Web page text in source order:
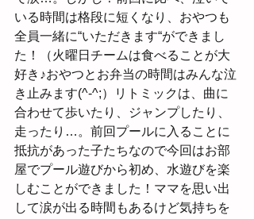
いる時間は格段に短くなり、おやつも
全員一緒に“いただきます“ができまし
た！（火曜日チームは食べることが大
好き♪おやつとお弁当の時間はみんな泣
き止みます(^-^;）リトミックは、曲に
合わせて歩いたり、ジャンプしたり、
走ったり…。前回プールに入ることに
抵抗があった子たちなので今回はお部
屋でプール遊びから初め、水遊びを楽
しむことができました！ママを思い出
して涙が出る時間もあるけど気持ちを